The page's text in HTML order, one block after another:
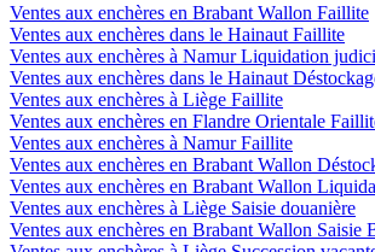
Ventes aux enchères en Brabant Wallon Faillite
Ventes aux enchères dans le Hainaut Faillite
Ventes aux enchères à Namur Liquidation
Ventes aux enchères dans le Hainaut
Ventes aux enchères à Liège Faillite
Ventes aux enchères en Flandre Orientale
Ventes aux enchères à Namur Faillite
Ventes aux enchères en Brabant Wallon
Ventes aux enchères en Brabant Wallon
Ventes aux enchères à Liège Saisie douanière
Ventes aux enchères en Brabant Wallon Saisie